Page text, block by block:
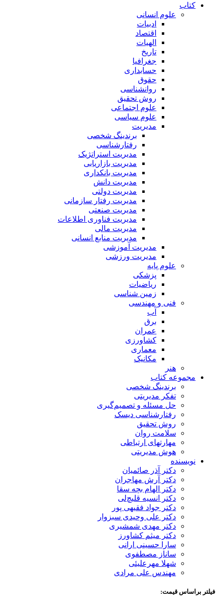
کتاب
علوم انسانی
ادبیات
اقتصاد
الهیات
تاریخ
جغرافیا
حسابداری
حقوق
روانشناسی
روش تحقیق
علوم اجتماعی
علوم سیاسی
مدیریت
برندینگ شخصی
رفتارشناسی
مدیریت استراتژیک
مدیریت بازاریابی
مدیریت بانکداری
مدیریت دانش
مدیریت دولتی
مدیریت رفتار سازمانی
مدیریت صنعتی
مدیریت فناوری اطلاعات
مدیریت مالی
مدیریت منابع انسانی
مدیریت آموزشی
مدیریت ورزشی
علوم پایه
پزشکی
ریاضیات
زمین شناسی
فنی و مهندسی
آب
برق
عمران
کشاورزی
معماری
مکانیک
هنر
مجموعه کتاب
برندینگ شخصی
تفکر مدیریتی
حل مسئله و تصمیم‌گیری
رفتارشناسی دیسک
روش تحقیق
سلامت روان
مهارتهای ارتباطی
هوش مدیریتی
نویسنده
دکتر آذر صائمیان
دکتر آرش مهاجران
دکتر الهام بچه سقا
دکتر انسیه قلیچ‌لی
دکتر جواد فقیهی پور
دکتر علی وحیدی سبزوار
دکتر مهدی شمشیری
دکتر میثم کشاورز
سارا حسینی ارانی
ساناز مصطفوی
شهلا مهرعلیئی
مهندس علی مرادی
فیلتر براساس قیمت: